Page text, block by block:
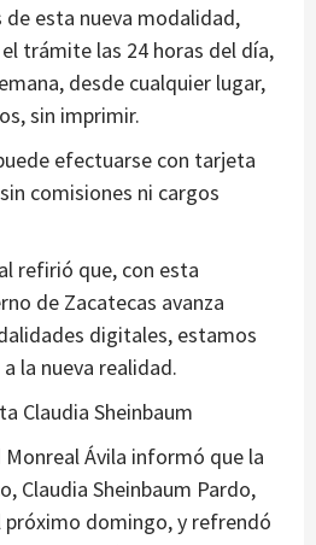
de esta nueva modalidad,
trámite las 24 horas del día,
desde cualquier lugar,
sin imprimir.
efectuarse con tarjeta
comisiones ni cargos
refirió que, con esta
de Zacatecas avanza
digitales, estamos
la nueva realidad.
Claudia Sheinbaum
Monreal Ávila informó que la
Claudia Sheinbaum Pardo,
próximo domingo, y refrendó